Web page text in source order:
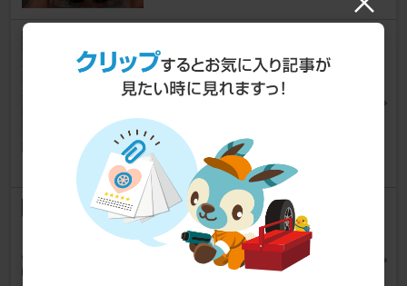
X-TRAIL T31 NT31 TNT31 DN
T31 リアゲートダンパー 車検対
エクストレイル
テッシー@サプライズさん
1
日産(純正) ボンネットのダンパ
ーゴム？
エクストレイル
マックス８１さん